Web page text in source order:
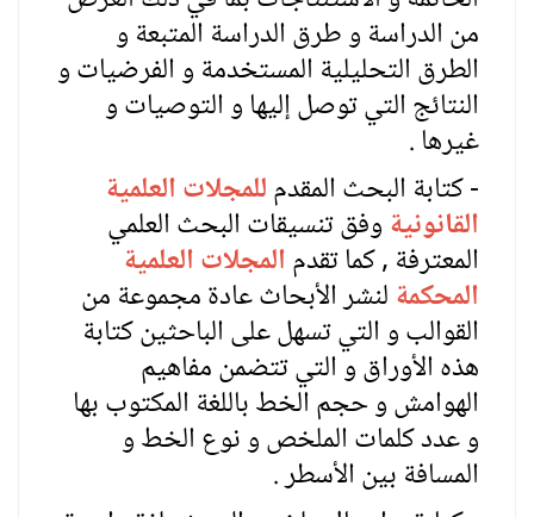
من الدراسة و طرق الدراسة المتبعة و
الطرق التحليلية المستخدمة و الفرضيات و
النتائج التي توصل إليها و التوصيات و
غيرها .
- كتابة البحث المقدمللمجلات العلمية
القانونيةوفق تنسيقات البحث العلمي
المعترفة , كما تقدمالمجلات العلمية
المحكمةلنشر الأبحاث عادة مجموعة من
القوالب و التي تسهل على الباحثين كتابة
هذه الأوراق و التي تتضمن مفاهيم
الهوامش و حجم الخط باللغة المكتوب بها
و عدد كلمات الملخص و نوع الخط و
المسافة بين الأسطر .